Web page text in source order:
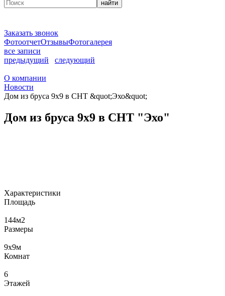
найти
Заказать звонок
ФотоотчетОтзывыФотогалерея
все записи
предыдущий
следующий
О компании
Новости
Дом из бруса 9х9 в СНТ &quot;Эхо&quot;
Дом из бруса 9х9 в СНТ "Эхо"
Характеристики
Площадь
144м2
Размеры
9х9м
Комнат
6
Этажей